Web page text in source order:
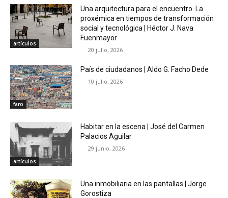
artículos
Una arquitectura para el encuentro. La
proxémica en tiempos de transformación
social y tecnológica | Héctor J. Nava
Fuenmayor
20 julio, 2026
faro
País de ciudadanos | Aldo G. Facho Dede
10 julio, 2026
artículos
Habitar en la escena | José del Carmen
Palacios Aguilar
29 junio, 2026
Una inmobiliaria en las pantallas | Jorge
Gorostiza